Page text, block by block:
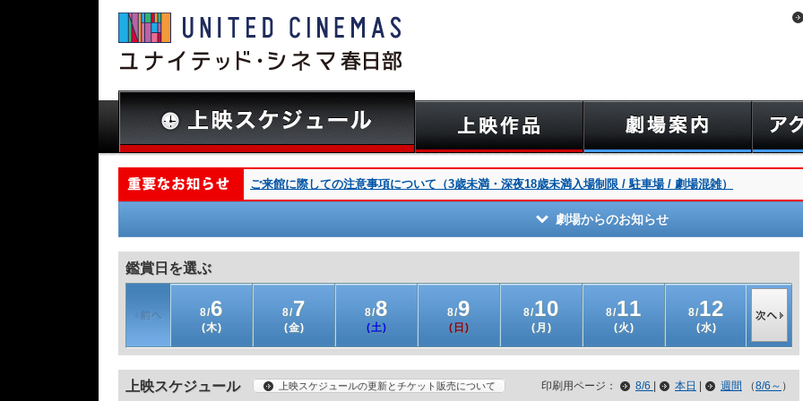
ご来館に際しての注意事項について（3歳未満・深夜18歳未満入場制限 / 駐車場 / 劇場混雑）
劇場からのお知らせ
鑑賞日を選ぶ
8/6
(木)
8/7
(金)
8/8
(土)
8/9
(日)
8/10
(月)
8/11
(火)
8/12
(水)
8/
上映スケジュール 上映スケジュールの更新とチケット販売について 印刷用ページ： 8/6 本日 週間 （8/6～ ）